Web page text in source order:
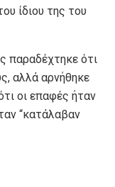
ίδιου της του
παραδέχτηκε ότι
αλλά αρνήθηκε
οι επαφές ήταν
“κατάλαβαν